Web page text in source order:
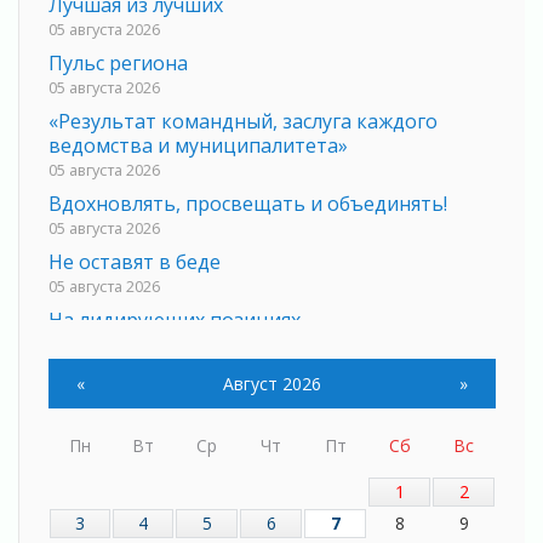
05 августа 2026
Пульс региона
05 августа 2026
«Результат командный, заслуга каждого
ведомства и муниципалитета»
05 августа 2026
Вдохновлять, просвещать и объединять!
05 августа 2026
Не оставят в беде
05 августа 2026
На лидирующих позициях
Итоги конкурса «Лучший работник
Кадрового центра – 2026» подведены!
Ставка на дисциплину на перекрестках
В Ленобласти растет потребление
« Август 2026 »
Пн Вт Ср Чт Пт Сб
Вс
1
2
3
4 5 6 7 8
9